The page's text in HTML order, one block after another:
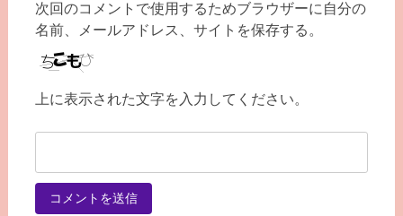
次回のコメントで使用するためブラウザーに自分の
名前、メールアドレス、サイトを保存する。
上に表示された文字を入力してください。